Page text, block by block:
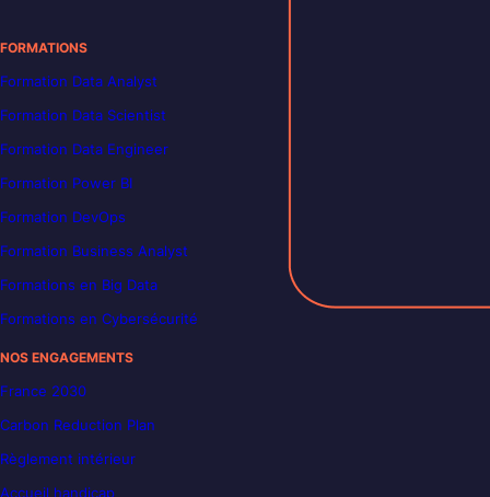
FORMATIONS
Formation Data Analyst
Formation Data Scientist
Formation Data Engineer
Formation Power BI
Formation DevOps
Formation Business Analyst
Formations en Big Data
Formations en Cybersécurité
NOS ENGAGEMENTS
France 2030
Carbon Reduction Plan
Règlement intérieur
Accueil handicap